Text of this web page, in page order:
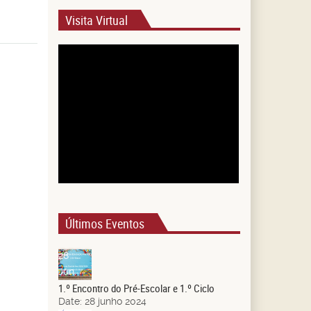
Visita Virtual
Últimos Eventos
28
Jun.
1.º Encontro do Pré-Escolar e 1.º Ciclo
Date: 28 junho 2024